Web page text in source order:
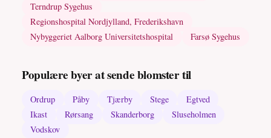
Terndrup Sygehus
Regionshospital Nordjylland, Frederikshavn
Nybyggeriet Aalborg Universitetshospital
Farsø Sygehus
Populære byer at sende blomster til
Ordrup Påby Tjærby Stege
Egtved
Ikast
Rørsang Skanderborg
Sluseholmen
Vodskov